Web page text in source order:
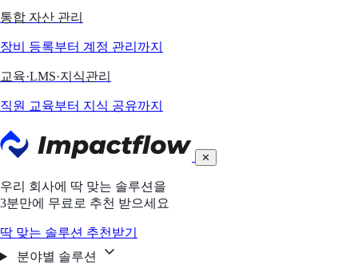
통합 자산 관리
장비 등록부터 계정 관리까지
교육·LMS·지식관리
직원 교육부터 지식 공유까지
✕
우리 회사에 딱 맞는 솔루션을
3분만에 무료로 추천 받으세요
딱 맞는 솔루션 추천받기
분야별 솔루션